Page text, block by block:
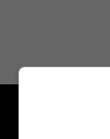
c